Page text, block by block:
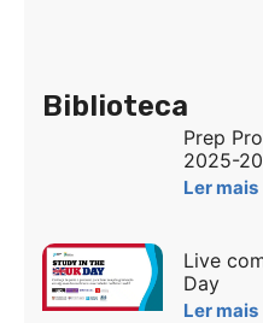
Biblioteca
Prep
2025-
Ler mais
Live
Day
Ler mais